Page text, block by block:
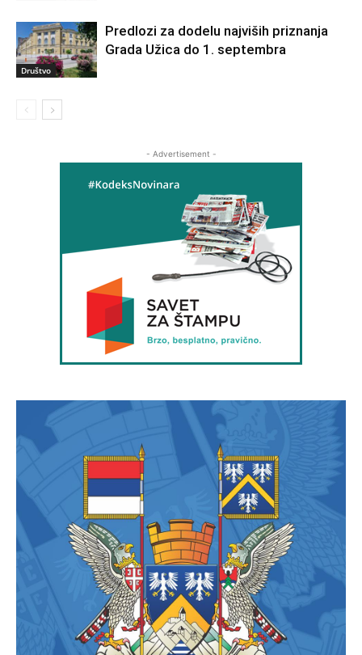
Društvo
Predlozi za dodelu najviših priznanja
Grada Užica do 1. septembra
- Advertisement -